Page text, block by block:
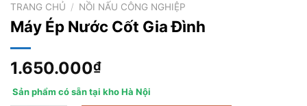
TRANG CHỦ / NỒI NẤU CÔNG NGHIỆP
Máy Ép Nước Cốt Gia Đình
1.650.000₫
Sản phẩm có sẵn tại kho Hà Nội